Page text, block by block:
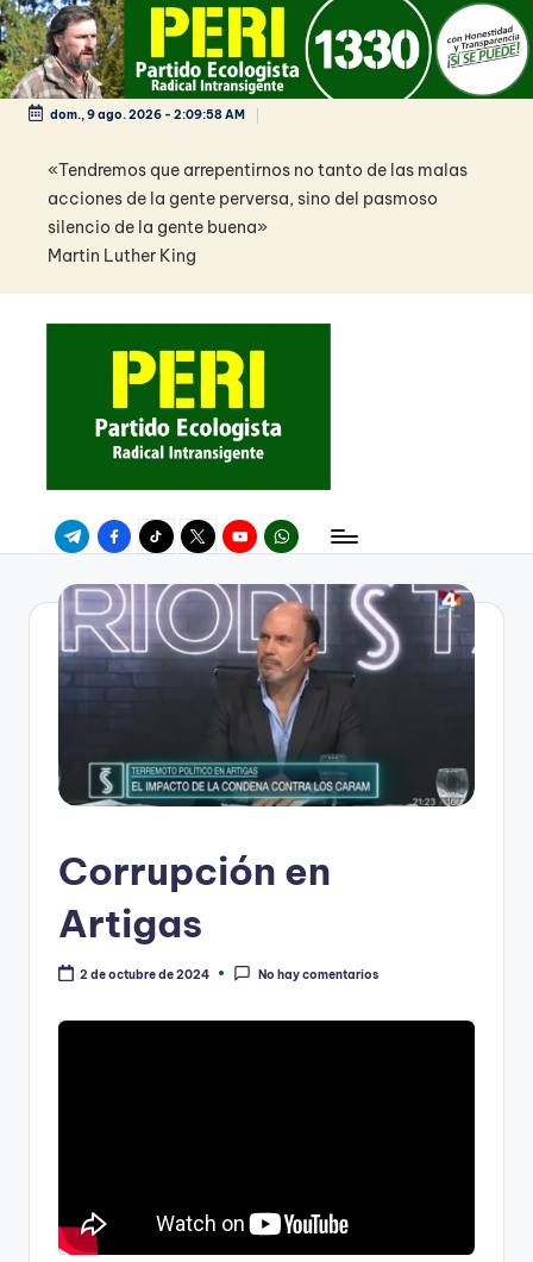
Saltar
al
contenidodom., 9 ago. 2026- 2:09:59 AM
«Tendremos que arrepentirnos no tanto de las malas
acciones de la gente perversa, sino del pasmoso
silencio de la gente buena»
Martin Luther King
TelegramFacebookTikTokTwitterYoutubeWhatsApp
Corrupción en
Artigas
2 de octubre de 2024 No hay comentarios